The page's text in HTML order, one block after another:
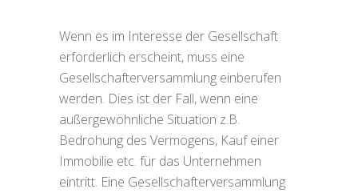
Wenn es im Interesse der Gesellschaft
erforderlich erscheint, muss eine
Gesellschafterversammlung einberufen
werden. Dies ist der Fall, wenn eine
außergewöhnliche Situation z.B.
Bedrohung des Vermögens, Kauf einer
Immobilie etc. für das Unternehmen
eintritt. Eine Gesellschafterversammlung